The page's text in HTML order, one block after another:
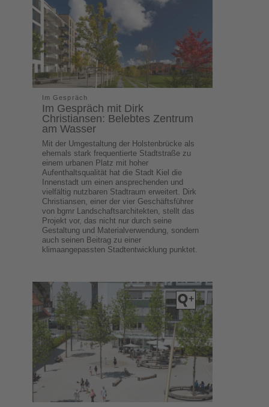
Im Gespräch
Im Gespräch mit Dirk
Christiansen: Belebtes Zentrum
am Wasser
Mit der Umgestaltung der Holstenbrücke als
ehemals stark frequentierte Stadtstraße zu
einem urbanen Platz mit hoher
Aufenthaltsqualität hat die Stadt Kiel die
Innenstadt um einen ansprechenden und
vielfältig nutzbaren Stadtraum erweitert. Dirk
Christiansen, einer der vier Geschäftsführer
von bgmr Landschaftsarchitekten, stellt das
Projekt vor, das nicht nur durch seine
Gestaltung und Materialverwendung, sondern
auch seinen Beitrag zu einer
klimaangepassten Stadtentwicklung punktet.